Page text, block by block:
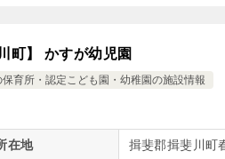
町】 かすが幼児園
育所・認定こども園・幼稚園の施設情報
在地 揖斐郡揖斐川町